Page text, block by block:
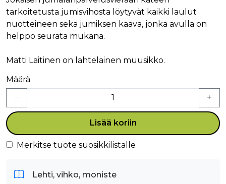
tarkoitetusta jumisvihosta löytyvät kaikki laulut
nuotteineen sekä jumiksen kaava, jonka avulla on
helppo seurata mukana.
Matti Laitinen on lahtelainen muusikko.
Määrä
Lisää koriin
Merkitse tuote suosikkilistalle
Lehti, vihko, moniste